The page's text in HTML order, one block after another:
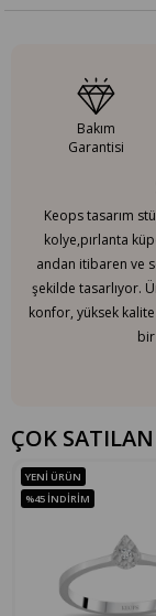
Keops tasarım
kolye,pırlanta
andan itibaren ve
şekilde tasarlıyor.
konfor, yüksek kalite
Bakım
Garantisi
ÇOK
YENI ÜRÜN
%45 İNDIRIM